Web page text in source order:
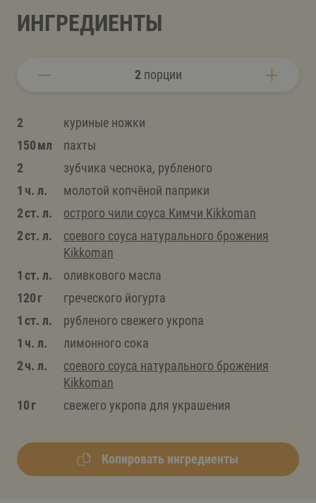
ИНГРЕДИЕНТЫ
2порции
2
куриные ножки
150 мл
пахты
2
зубчика чеснока, рубленого
1 ч. л.
молотой копчёной паприки
2 ст. л.
острого чили соуса Кимчи Kikkoman
2 ст. л.
соевого соуса натурального брожения
Kikkoman
1 ст. л.
оливкового масла
120 г
греческого йогурта
1 ст. л.
рубленого свежего укропа
1 ч. л.
лимонного сока
2 ч. л.
соевого соуса натурального брожения
Kikkoman
10 г
свежего укропа для украшения
Копировать ингредиенты